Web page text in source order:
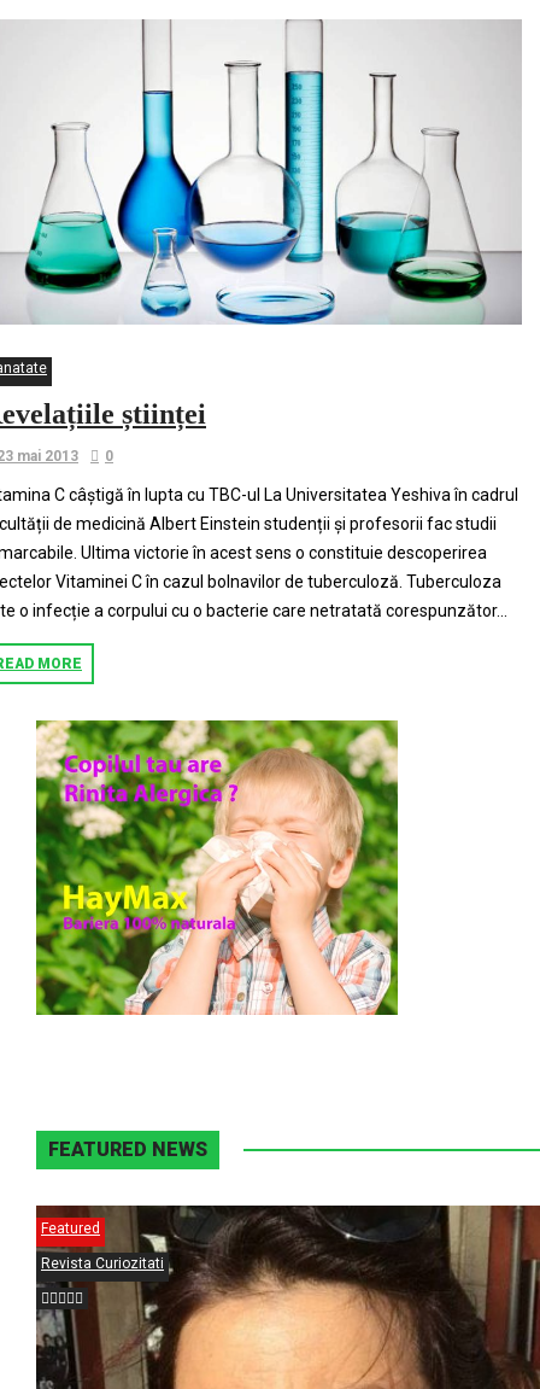
științei
mai 2013 0
C câștigă în lupta cu TBC-ul La Universitatea Yeshiva în cadrul
de medicină Albert Einstein studenții și profesorii fac studii
Ultima victorie în acest sens o constituie descoperirea
Vitaminei C în cazul bolnavilor de tuberculoză. Tuberculoza
o infecție a corpului cu o bacterie care netratată corespunzător...
MORE
FEATURED NEWS
Featured
Revista Curiozitati